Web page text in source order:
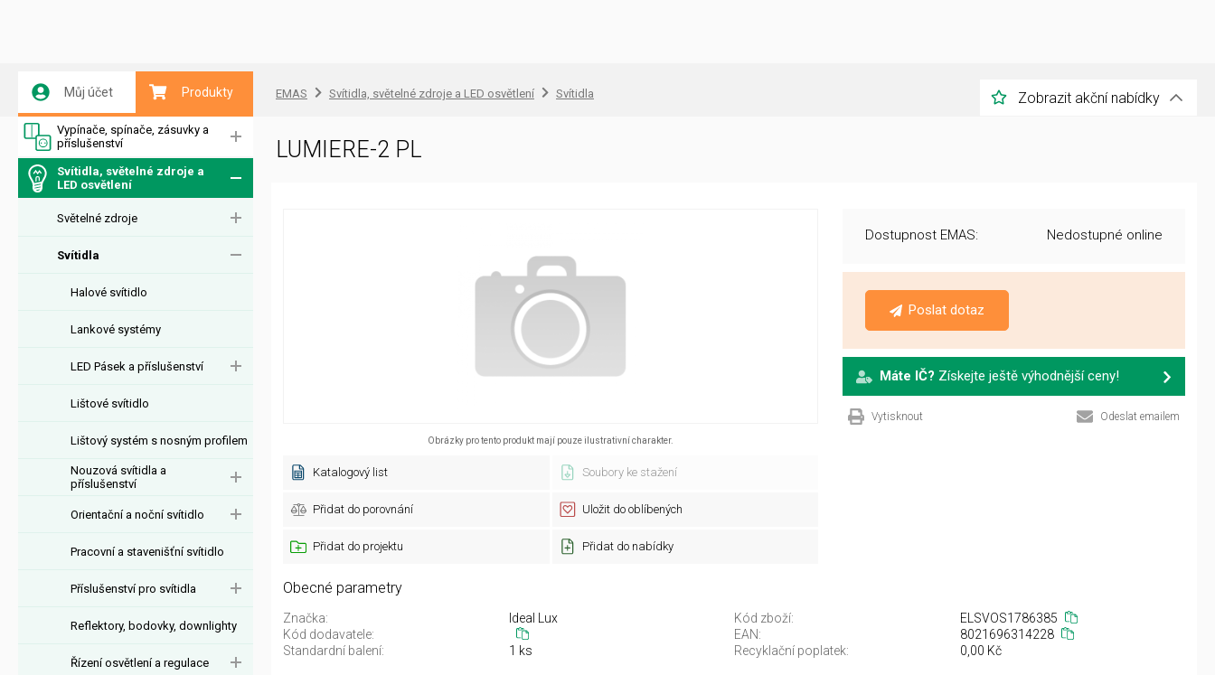
Můj účet Produkty
Vypínače, spínače, zásuvky a
příslušenství
Svítidla, světelné zdroje a
LED osvětlení
Světelné zdroje
Svítidla
Halové svítidlo
Lankové systémy
LED Pásek a příslušenství
Lištové svítidlo
Lištový systém s nosným profilem
Nouzová svítidla a
příslušenství
Orientační a noční svítidlo
Pracovní a stavenišťní svítidlo
Příslušenství pro svítidla
Reflektory, bodovky, downlighty
Řízení osvětlení a regulace
EMAS Svítidla, světelné zdroje a LED osvětlení Svítidla Zobrazit akční nabídky
LUMIERE-2 PL
Obrázky pro tento produkt mají pouze ilustrativní charakter.
Katalogový list Soubory ke stažení
Přidat do porovnání Uložit do oblíbených
Přidat do projektu Přidat do nabídky
Dostupnost EMAS: Nedostupné online
Poslat dotaz
Máte IČ? Získejte ještě výhodnější ceny!
Vytisknout Odeslat emailem
Obecné parametry
Značka: Ideal Lux Kód zboží:
ELSVOS1786385
Kód dodavatele:
EAN:
8021696314228
Standardní balení:
1 ks Recyklační poplatek: 0,00 Kč